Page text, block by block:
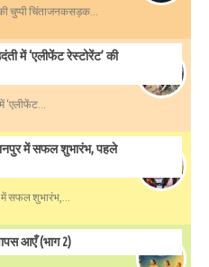
चुप्पी चिंताजनकसड़क...
में ‘एलीफेंट रेस्टोरेंट’ की
‘एलीफेंट...
में सफल शुभारंभ, पहले
सफल शुभारंभ,...
आएँ (भाग 2)